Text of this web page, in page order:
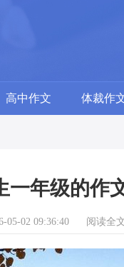
高中作文 体裁作
一年级的作
05-02 09:36:40 阅读全